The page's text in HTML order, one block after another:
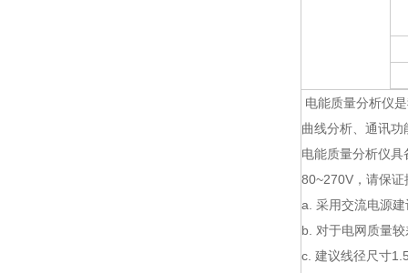
电能质量分析仪
曲线分析、通讯
电能质量分析仪
80~270V，请保
a. 采用交流电源
b. 对于电网质量
c. 建议线径尺寸